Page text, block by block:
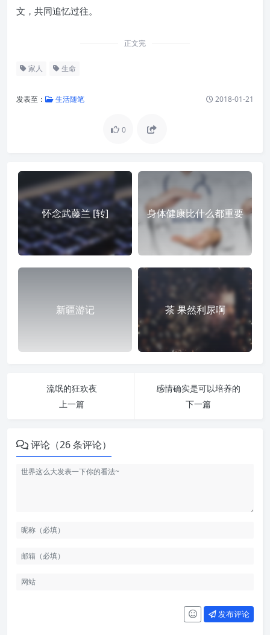
文，共同追忆过往。
正文完
家人 生命
发表至： 生活随笔 2018-01-21
0
怀念武藤兰 [转] 身体健康比什么都重要
新疆游记 茶 果然利尿啊
流氓的狂欢夜
上一篇
感情确实是可以培养的
下一篇
评论（26 条评论）
发布评论